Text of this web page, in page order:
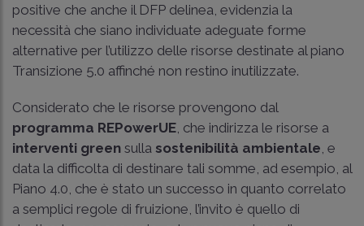
positive che anche il DFP delinea, evidenzia la
necessità che siano individuate adeguate forme
alternative per l’utilizzo delle risorse destinate al piano
Transizione 5.0 affinché non restino inutilizzate.
Considerato che le risorse provengono dal
programma REPowerUE , che indirizza le risorse a
interventi green sulla sostenibilità ambientale , e
data la difficolta di destinare tali somme, ad esempio, al
Piano 4.0, che è stato un successo in quanto correlato
a semplici regole di fruizione, l’invito è quello di